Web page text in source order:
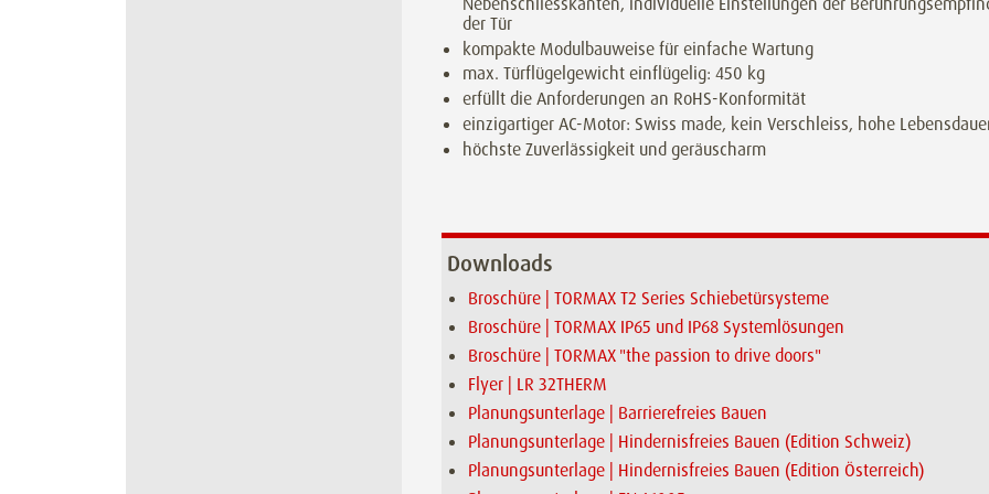
der Tür
kompakte Modulbauweise für einfache Wartung
max. Türflügelgewicht einflügelig: 450 kg
erfüllt die Anforderungen an RoHS-Konformität
einzigartiger AC-Motor: Swiss made, kein Verschleiss, hohe
höchste Zuverlässigkeit und geräuscharm
Downloads
Broschüre | TORMAX T2 Series Schiebetürsysteme
Broschüre | TORMAX IP65 und IP68 Systemlösungen
Broschüre | TORMAX "the passion to drive doors"
Flyer | LR 32THERM
Planungsunterlage | Barrierefreies Bauen
Planungsunterlage | Hindernisfreies Bauen (Edition Schweiz)
Planungsunterlage | Hindernisfreies Bauen (Edition Österreich)